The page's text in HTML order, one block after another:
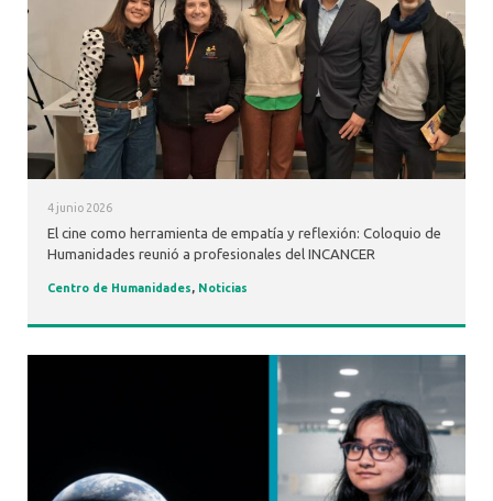
4 junio 2026
El cine como herramienta de empatía y reflexión: Coloquio de
Humanidades reunió a profesionales del INCANCER
Centro de Humanidades, Noticias